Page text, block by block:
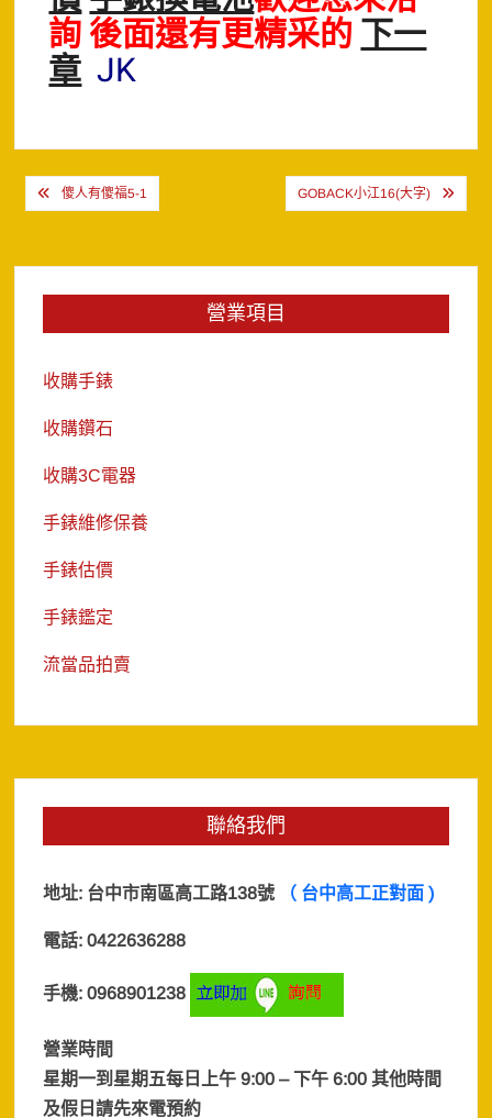
詢 後面還有更精采的下一
章JK
文
導
覽
傻人有傻福5-1 GOBACK小江16(大字)
營業項目
收購手錶
收購鑽石
收購3C電器
手錶維修保養
手錶估價
手錶鑑定
流當品拍賣
聯絡我們
地址: 台中市南區高工路138號 （ 台中高工正對面 )
電話: 0422636288
手機: 0968901238
營業時間
星期一到星期五每日上午 9:00 – 下午 6:00 其他時間
及假日請先來電預約